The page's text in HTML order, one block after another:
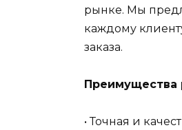
рынке. Мы
каждому
заказа.
Преимущества
• Точная и